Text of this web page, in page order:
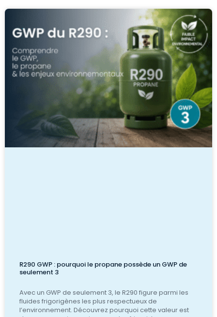
R290 GWP : pourquoi le propane possède un GWP de
seulement 3
Avec un GWP de seulement 3, le R290 figure parmi les
fluides frigorigènes les plus respectueux de
l’environnement. Découvrez pourquoi cette valeur est